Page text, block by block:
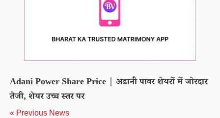
Adani Power Share Price | अडानी पावर शेयरों में जोरदार
तेजी, शेयर उच्च स्तर पर
« Previous News